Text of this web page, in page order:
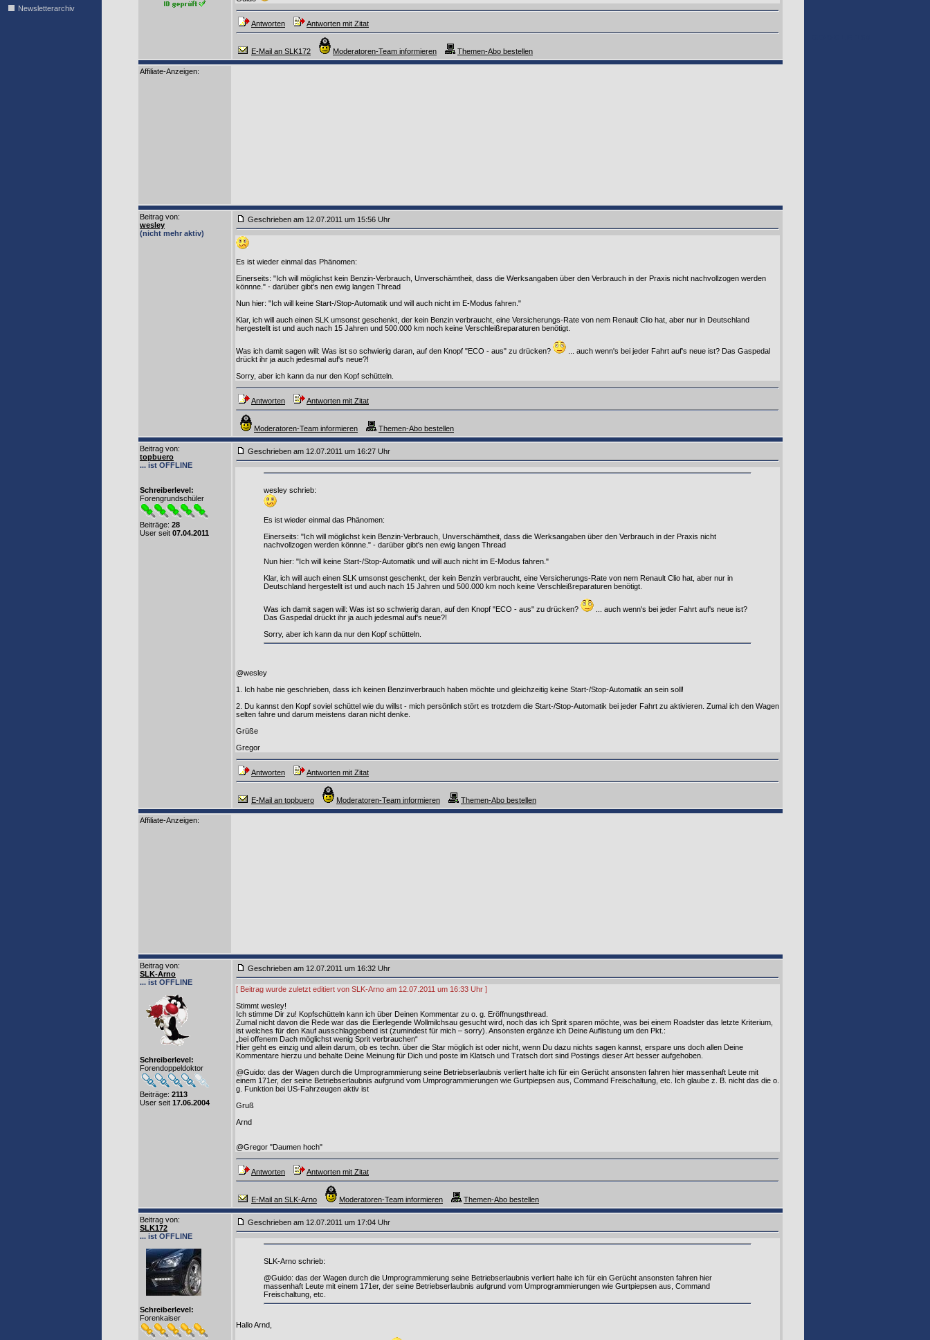
Newsletterarchiv
Antworten Antworten mit Zitat
E-Mail an SLK172 Moderatoren-Team informieren Themen-Abo bestellen
Affiliate-Anzeigen:
Beitrag von:
wesley
(nicht mehr aktiv)
Geschrieben am 12.07.2011 um 15:56 Uhr
Es ist wieder einmal das Phänomen:
Einerseits: "Ich will möglichst kein Benzin-Verbrauch, Unverschämtheit, dass die Werksangaben über den Verbrauch in der Praxis nicht nachvollzogen werden
könnne." - darüber gibt's nen ewig langen Thread
Nun hier: "Ich will keine Start-/Stop-Automatik und will auch nicht im E-Modus fahren."
Klar, ich will auch einen SLK umsonst geschenkt, der kein Benzin verbraucht, eine Versicherungs-Rate von nem Renault Clio hat, aber nur in Deutschland
hergestellt ist und auch nach 15 Jahren und 500.000 km noch keine Verschleißreparaturen benötigt.
Was ich damit sagen will: Was ist so schwierig daran, auf den Knopf "ECO - aus" zu drücken?
... auch wenn's bei jeder Fahrt auf's neue ist? Das Gaspedal
drückt ihr ja auch jedesmal auf's neue?!
Sorry, aber ich kann da nur den Kopf schütteln.
Antworten Antworten mit Zitat
Moderatoren-Team informieren Themen-Abo bestellen
Beitrag von:
topbuero
... ist OFFLINE
Schreiberlevel:
Forengrundschüler
Beiträge: 28
User seit 07.04.2011
Geschrieben am 12.07.2011 um 16:27 Uhr
wesley schrieb:
Es ist wieder einmal das Phänomen:
Einerseits: "Ich will möglichst kein Benzin-Verbrauch, Unverschämtheit, dass die Werksangaben über den Verbrauch in der Praxis nicht
nachvollzogen werden könnne." - darüber gibt's nen ewig langen Thread
Nun hier: "Ich will keine Start-/Stop-Automatik und will auch nicht im E-Modus fahren."
Klar, ich will auch einen SLK umsonst geschenkt, der kein Benzin verbraucht, eine Versicherungs-Rate von nem Renault Clio hat, aber nur in
Deutschland hergestellt ist und auch nach 15 Jahren und 500.000 km noch keine Verschleißreparaturen benötigt.
Was ich damit sagen will: Was ist so schwierig daran, auf den Knopf "ECO - aus" zu drücken?
... auch wenn's bei jeder Fahrt auf's neue ist?
Das Gaspedal drückt ihr ja auch jedesmal auf's neue?!
Sorry, aber ich kann da nur den Kopf schütteln.
@wesley
1. Ich habe nie geschrieben, dass ich keinen Benzinverbrauch haben möchte und gleichzeitig keine Start-/Stop-Automatik an sein soll!
2. Du kannst den Kopf soviel schüttel wie du willst - mich persönlich stört es trotzdem die Start-/Stop-Automatik bei jeder Fahrt zu aktivieren. Zumal ich den Wagen
selten fahre und darum meistens daran nicht denke.
Grüße
Gregor
Antworten Antworten mit Zitat
E-Mail an topbuero Moderatoren-Team informieren Themen-Abo bestellen
Affiliate-Anzeigen:
Beitrag von:
SLK-Arno
... ist OFFLINE
Schreiberlevel:
Forendoppeldoktor
Beiträge: 2113
User seit 17.06.2004
Geschrieben am 12.07.2011 um 16:32 Uhr
[ Beitrag wurde zuletzt editiert von SLK-Arno am 12.07.2011 um 16:33 Uhr ]
Stimmt wesley!
Ich stimme Dir zu! Kopfschütteln kann ich über Deinen Kommentar zu o. g. Eröffnungsthread.
Zumal nicht davon die Rede war das die Eierlegende Wollmilchsau gesucht wird, noch das ich Sprit sparen möchte, was bei einem Roadster das letzte Kriterium,
ist welches für den Kauf ausschlaggebend ist (zumindest für mich – sorry). Ansonsten ergänze ich Deine Auflistung um den Pkt.:
„bei offenem Dach möglichst wenig Sprit verbrauchen“
Hier geht es einzig und allein darum, ob es techn. über die Star möglich ist oder nicht, wenn Du dazu nichts sagen kannst, erspare uns doch allen Deine
Kommentare hierzu und behalte Deine Meinung für Dich und poste im Klatsch und Tratsch dort sind Postings dieser Art besser aufgehoben.
@Guido: das der Wagen durch die Umprogrammierung seine Betriebserlaubnis verliert halte ich für ein Gerücht ansonsten fahren hier massenhaft Leute mit
einem 171er, der seine Betriebserlaubnis aufgrund vom Umprogrammierungen wie Gurtpiepsen aus, Command Freischaltung, etc. Ich glaube z. B. nicht das die o.
g. Funktion bei US-Fahrzeugen aktiv ist
Gruß
Arnd
@Gregor "Daumen hoch"
Antworten Antworten mit Zitat
E-Mail an SLK-Arno Moderatoren-Team informieren Themen-Abo bestellen
Beitrag von:
SLK172
... ist OFFLINE
Schreiberlevel:
Forenkaiser
Geschrieben am 12.07.2011 um 17:04 Uhr
SLK-Arno schrieb:
@Guido: das der Wagen durch die Umprogrammierung seine Betriebserlaubnis verliert halte ich für ein Gerücht ansonsten fahren hier
massenhaft Leute mit einem 171er, der seine Betriebserlaubnis aufgrund vom Umprogrammierungen wie Gurtpiepsen aus, Command
Freischaltung, etc.
Hallo Arnd,